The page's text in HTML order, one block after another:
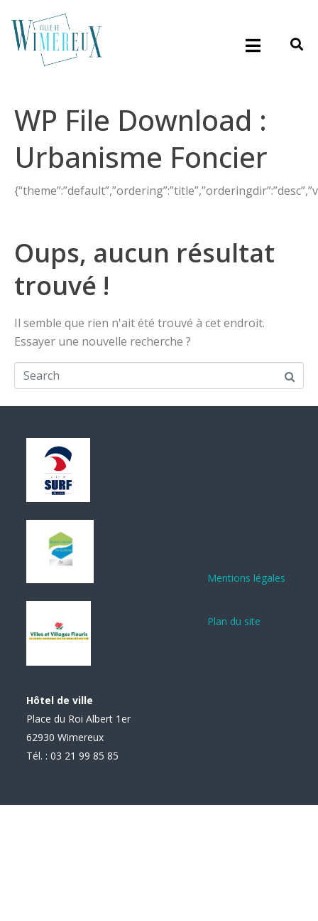
WP File Download :
Urbanisme Foncier
Oups, aucun résultat
trouvé !
Il semble que rien n'ait été trouvé à cet endroit.
Essayer une nouvelle recherche ?
Hôtel de ville
Place du Roi Albert 1er
62930 Wimereux
Tél. : 03 21 99 85 85
Mentions légales
Plan du site